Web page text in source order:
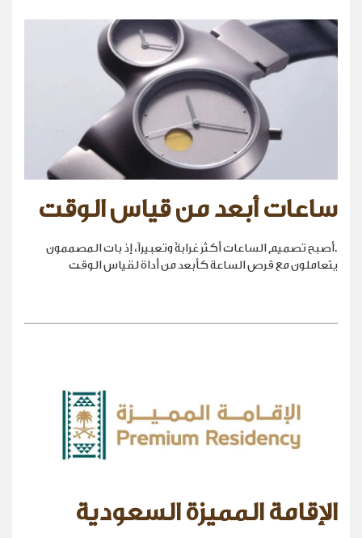
ساعات أبعد من قياس الوقت
.أصبح تصميم الساعات أكثر غرابةً وتعبيراً، إذ بات المصممون
يتعاملون مع قرص الساعة كأبعد من أداة لقياس الوقت
الإقامة المميزة السعودية